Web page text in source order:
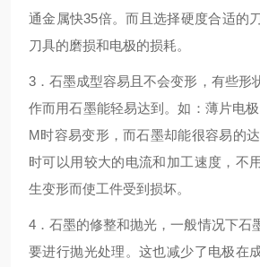
通金属快35倍。而且选择硬度合适的
刀具的磨损和电极的损耗。
3．石墨成型容易且不会变形，有些形
作而用石墨能轻易达到。如：薄片电
M时容易变形，而石墨却能很容易的
时可以用较大的电流和加工速度，不
生变形而使工件受到损坏。
4．石墨的修整和抛光，一般情况下石
要进行抛光处理。这也减少了电极在